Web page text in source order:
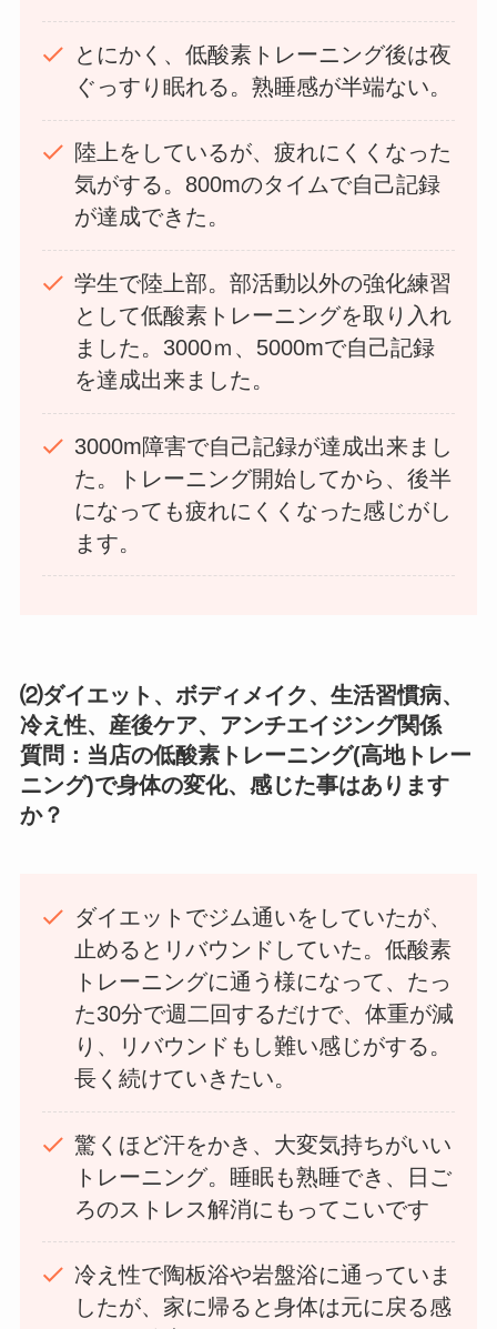
とにかく、低酸素トレーニング後は夜
ぐっすり眠れる。熟睡感が半端ない。
陸上をしているが、疲れにくくなった
気がする。800mのタイムで自己記録
が達成できた。
学生で陸上部。部活動以外の強化練習
として低酸素トレーニングを取り入れ
ました。3000ｍ、5000mで自己記録
を達成出来ました。
3000m障害で自己記録が達成出来まし
た。トレーニング開始してから、後半
になっても疲れにくくなった感じがし
ます。
⑵ダイエット、ボディメイク、生活習慣病、
冷え性、産後ケア、アンチエイジング関係
質問：当店の低酸素トレーニング(高地トレー
ニング)で身体の変化、感じた事はあります
か？
ダイエットでジム通いをしていたが、
止めるとリバウンドしていた。低酸素
トレーニングに通う様になって、たっ
た30分で週二回するだけで、体重が減
り、リバウンドもし難い感じがする。
長く続けていきたい。
驚くほど汗をかき、大変気持ちがいい
トレーニング。睡眠も熟睡でき、日ご
ろのストレス解消にもってこいです
冷え性で陶板浴や岩盤浴に通っていま
したが、家に帰ると身体は元に戻る感